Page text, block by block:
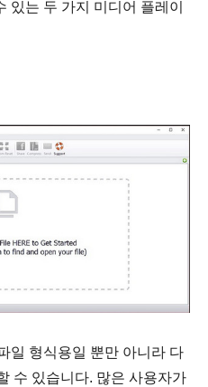
는 두 가지 미디어 플레이
일 형식용일 뿐만 아니라 다
수 있습니다. 많은 사용자가